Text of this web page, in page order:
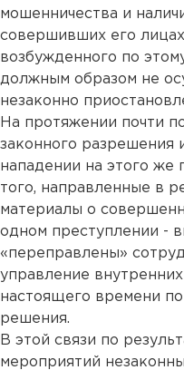
мошенничества и
совершивших его
возбужденного по
должным образом не
незаконно
На протяжении почти
законного разрешения
нападении на этого же
того, направленные в
материалы о
одном преступлении -
«переправлены»
управление
настоящего времени
решения.
В этой связи по
мероприятий